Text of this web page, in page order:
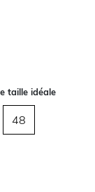
taille idéale
48